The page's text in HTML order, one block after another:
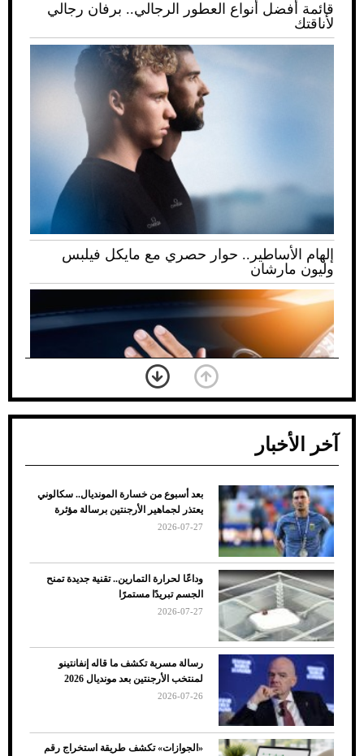
قائمة أفضل أنواع العطور الرجالي.. برفان رجالي
لأناقتك
إلهام الأساطير.. حوار حصري مع مايكل فيلبس
وليون مارشان
ضعف تبريد مكيف السيارة عند الوقوف.. أشهر
الأسباب والحلول
7 نصائح لاختيار لون البنطلون المناسب للقميص
آخر الأخبار
بعد أسبوع من خسارة المونديال.. سكالوني
يعتذر لجماهير الأرجنتين برسالة مؤثرة
2026-07-27
وداعًا لحرارة التمارين.. تقنية جديدة تمنح
الجسم تبريدًا مستمرًا
2026-07-27
رسالة مسربة تكشف ما قاله إنفانتينو
لمنتخب الأرجنتين بعد مونديال 2026
2026-07-26
«الجوازات» تكشف طريقة استخراج رقم